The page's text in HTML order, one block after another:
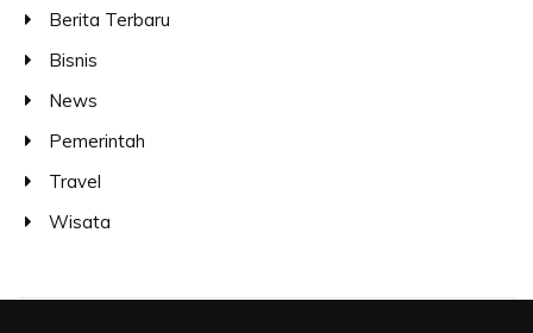
Berita Terbaru
Bisnis
News
Pemerintah
Travel
Wisata